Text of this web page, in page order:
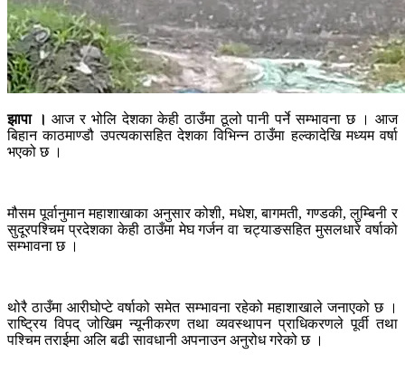
झापा । आज र भोलि देशका केही ठाउँमा ठूलो पानी पर्ने सम्भावना छ । आज
बिहान काठमाण्डौ उपत्यकासहित देशका विभिन्न ठाउँमा हल्कादेखि मध्यम वर्षा
भएको छ ।
मौसम पूर्वानुमान महाशाखाका अनुसार कोशी, मधेश, बागमती, गण्डकी, लुम्बिनी र
सुदूरपश्चिम प्रदेशका केही ठाउँमा मेघ गर्जन वा चट्याङसहित मुसलधारे वर्षाको
सम्भावना छ ।
थोरै ठाउँमा आरीघोप्टे वर्षाको समेत सम्भावना रहेको महाशाखाले जनाएको छ ।
राष्ट्रिय विपद् जोखिम न्यूनीकरण तथा व्यवस्थापन प्राधिकरणले पूर्वी तथा
पश्चिम तराईमा अलि बढी सावधानी अपनाउन अनुरोध गरेको छ ।